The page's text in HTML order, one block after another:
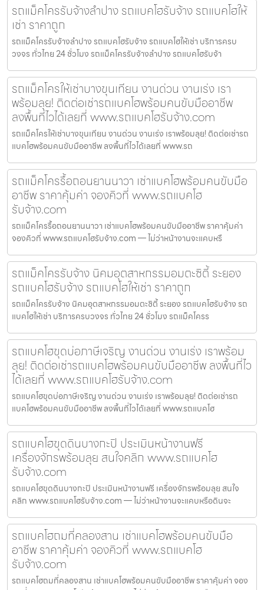
รถแม็คโครรับจ้างลำปาง รถแบคโฮรับจ้าง รถแบคโฮให้
เช่า ราคาถูก
รถแม็คโครรับจ้างลำปาง รถแบคโฮรับจ้าง รถแบคโฮให้เช่า บริการครบ
วงจร ทั่วไทย 24 ชั่วโมง รถแม็คโครรับจ้างลำปาง รถแบคโฮรับจ้า
รถแม็คโครให้เช่าบางขุนเทียน งานด่วน งานเร่ง เรา
พร้อมลุย! ติดต่อเช่ารถแบคโฮพร้อมคนขับมืออาชีพ
ลงพื้นที่ไวได้เลยที่ www.รถแบคโฮรับจ้าง.com
รถแม็คโครให้เช่าบางขุนเทียน งานด่วน งานเร่ง เราพร้อมลุย! ติดต่อเช่ารถ
แบคโฮพร้อมคนขับมืออาชีพ ลงพื้นที่ไวได้เลยที่ www.รถ
รถแม็คโครรื้อถอนยานนาวา เช่าแบคโฮพร้อมคนขับมือ
อาชีพ ราคาคุ้มค่า จองคิวที่ www.รถแบคโฮ
รับจ้าง.com
รถแม็คโครรื้อถอนยานนาวา เช่าแบคโฮพร้อมคนขับมืออาชีพ ราคาคุ้มค่า
จองคิวที่ www.รถแบคโฮรับจ้าง.com — ไม่ว่าหน้างานจะแคบหรื
รถแม็คโครรับจ้าง นิคมอุตสาหกรรมอมตะซิตี้ ระยอง
รถแบคโฮรับจ้าง รถแบคโฮให้เช่า ราคาถูก
รถแม็คโครรับจ้าง นิคมอุตสาหกรรมอมตะซิตี้ ระยอง รถแบคโฮรับจ้าง รถ
แบคโฮให้เช่า บริการครบวงจร ทั่วไทย 24 ชั่วโมง รถแม็คโครร
รถแบคโฮขุดบ่อภาษีเจริญ งานด่วน งานเร่ง เราพร้อม
ลุย! ติดต่อเช่ารถแบคโฮพร้อมคนขับมืออาชีพ ลงพื้นที่ไว
ได้เลยที่ www.รถแบคโฮรับจ้าง.com
รถแบคโฮขุดบ่อภาษีเจริญ งานด่วน งานเร่ง เราพร้อมลุย! ติดต่อเช่ารถ
แบคโฮพร้อมคนขับมืออาชีพ ลงพื้นที่ไวได้เลยที่ www.รถแบคโฮ
รถแบคโฮขุดดินบางกะปิ ประเมินหน้างานฟรี
เครื่องจักรพร้อมลุย สนใจคลิก www.รถแบคโฮ
รับจ้าง.com
รถแบคโฮขุดดินบางกะปิ ประเมินหน้างานฟรี เครื่องจักรพร้อมลุย สนใจ
คลิก www.รถแบคโฮรับจ้าง.com — ไม่ว่าหน้างานจะแคบหรือดินจะ
รถแบคโฮถมที่คลองสาน เช่าแบคโฮพร้อมคนขับมือ
อาชีพ ราคาคุ้มค่า จองคิวที่ www.รถแบคโฮ
รับจ้าง.com
รถแบคโฮถมที่คลองสาน เช่าแบคโฮพร้อมคนขับมืออาชีพ ราคาคุ้มค่า จอง